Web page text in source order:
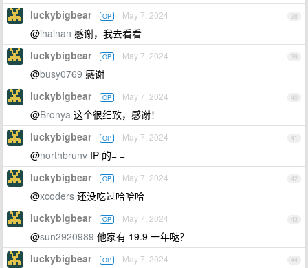
38
luckybigbear OP May 7, 2024
@ihainan 感谢，我去看看
39
luckybigbear OP May 7, 2024
@busy0769 感谢
40
luckybigbear OP May 7, 2024
@Bronya 这个很细致，感谢！
41
luckybigbear OP May 7, 2024
@northbrunv IP 的= =
42
luckybigbear OP May 7, 2024
@xcoders 还没吃过哈哈哈
43
luckybigbear OP May 7, 2024
@sun2920989 他家有 19.9 一年哒？
44
luckybigbear OP May 7, 2024